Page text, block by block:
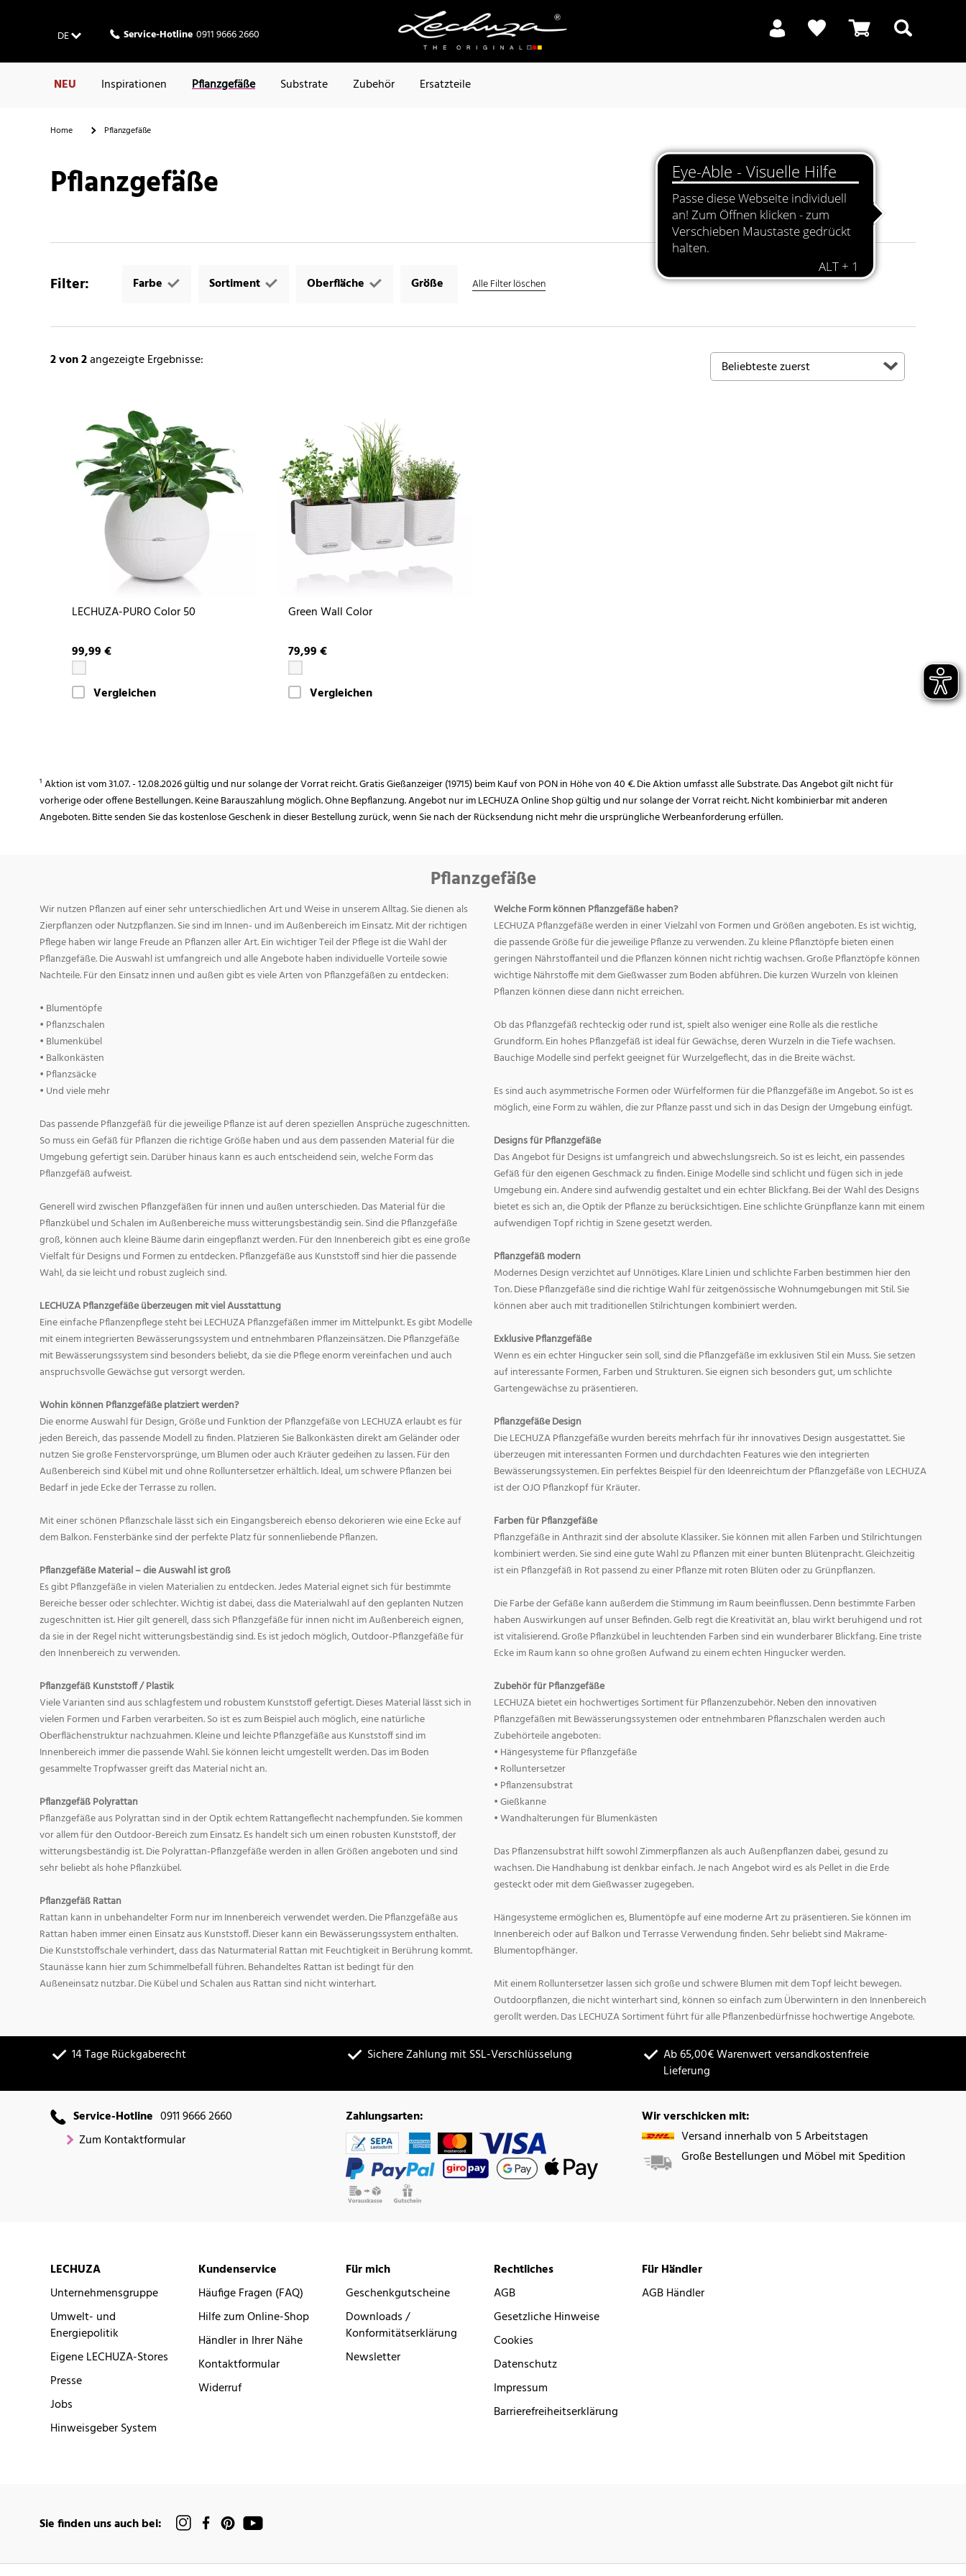
DE Service-Hotline 0911 9666 2660
NEU Inspirationen Pflanzgefäße Substrate Zubehör Ersatzteile
Suchen
Home Pflanzgefäße
Pflanzgefäße
Filter: Farbe Sortiment Oberfläche Größe Alle Filter löschen
2von 2angezeigte Ergebnisse:
LECHUZA-PURO Color 50
99,99 €
Vergleichen
Green Wall Color
79,99 €
Vergleichen
¹ Aktion ist vom 31.07. - 12.08.2026 gültig und nur solange der Vorrat reicht. Gratis Gießanzeiger (19715) beim Kauf von PON in Höhe von 40 €. Die Aktion umfasst alle Substrate. Das Angebot gilt nicht für
vorherige oder offene Bestellungen. Keine Barauszahlung möglich. Ohne Bepflanzung. Angebot nur im LECHUZA Online Shop gültig und nur solange der Vorrat reicht. Nicht kombinierbar mit anderen
Angeboten. Bitte senden Sie das kostenlose Geschenk in dieser Bestellung zurück, wenn Sie nach der Rücksendung nicht mehr die ursprüngliche Werbeanforderung erfüllen.
Pflanzgefäße
Wir nutzen Pflanzen auf einer sehr unterschiedlichen Art und Weise in unserem Alltag. Sie dienen als
Zierpflanzen oder Nutzpflanzen. Sie sind im Innen- und im Außenbereich im Einsatz. Mit der richtigen
Pflege haben wir lange Freude an Pflanzen aller Art. Ein wichtiger Teil der Pflege ist die Wahl der
Pflanzgefäße. Die Auswahl ist umfangreich und alle Angebote haben individuelle Vorteile sowie
Nachteile. Für den Einsatz innen und außen gibt es viele Arten von Pflanzgefäßen zu entdecken:
• Blumentöpfe
• Pflanzschalen
• Blumenkübel
• Balkonkästen
• Pflanzsäcke
• Und viele mehr
Das passende Pflanzgefäß für die jeweilige Pflanze ist auf deren speziellen Ansprüche zugeschnitten.
So muss ein Gefäß für Pflanzen die richtige Größe haben und aus dem passenden Material für die
Umgebung gefertigt sein. Darüber hinaus kann es auch entscheidend sein, welche Form das
Pflanzgefäß aufweist.
Generell wird zwischen Pflanzgefäßen für innen und außen unterschieden. Das Material für die
Pflanzkübel und Schalen im Außenbereiche muss witterungsbeständig sein. Sind die Pflanzgefäße
groß, können auch kleine Bäume darin eingepflanzt werden. Für den Innenbereich gibt es eine große
Vielfalt für Designs und Formen zu entdecken. Pflanzgefäße aus Kunststoff sind hier die passende
Wahl, da sie leicht und robust zugleich sind.
LECHUZA Pflanzgefäße überzeugen mit viel Ausstattung
Eine einfache Pflanzenpflege steht bei LECHUZA Pflanzgefäßen immer im Mittelpunkt. Es gibt Modelle
mit einem integrierten Bewässerungssystem und entnehmbaren Pflanzeinsätzen. Die Pflanzgefäße
mit Bewässerungssystem sind besonders beliebt, da sie die Pflege enorm vereinfachen und auch
anspruchsvolle Gewächse gut versorgt werden.
Wohin können Pflanzgefäße platziert werden?
Die enorme Auswahl für Design, Größe und Funktion der Pflanzgefäße von LECHUZA erlaubt es für
jeden Bereich, das passende Modell zu finden. Platzieren Sie Balkonkästen direkt am Geländer oder
nutzen Sie große Fenstervorsprünge, um Blumen oder auch Kräuter gedeihen zu lassen. Für den
Außenbereich sind Kübel mit und ohne Rolluntersetzer erhältlich. Ideal, um schwere Pflanzen bei
Bedarf in jede Ecke der Terrasse zu rollen.
Mit einer schönen Pflanzschale lässt sich ein Eingangsbereich ebenso dekorieren wie eine Ecke auf
dem Balkon. Fensterbänke sind der perfekte Platz für sonnenliebende Pflanzen.
Pflanzgefäße Material – die Auswahl ist groß
Es gibt Pflanzgefäße in vielen Materialien zu entdecken. Jedes Material eignet sich für bestimmte
Bereiche besser oder schlechter. Wichtig ist dabei, dass die Materialwahl auf den geplanten Nutzen
zugeschnitten ist. Hier gilt generell, dass sich Pflanzgefäße für innen nicht im Außenbereich eignen,
da sie in der Regel nicht witterungsbeständig sind. Es ist jedoch möglich, Outdoor-Pflanzgefäße für
den Innenbereich zu verwenden.
Pflanzgefäß Kunststoff / Plastik
Viele Varianten sind aus schlagfestem und robustem Kunststoff gefertigt. Dieses Material lässt sich in
vielen Formen und Farben verarbeiten. So ist es zum Beispiel auch möglich, eine natürliche
Oberflächenstruktur nachzuahmen. Kleine und leichte Pflanzgefäße aus Kunststoff sind im
Innenbereich immer die passende Wahl. Sie können leicht umgestellt werden. Das im Boden
gesammelte Tropfwasser greift das Material nicht an.
Pflanzgefäß Polyrattan
Pflanzgefäße aus Polyrattan sind in der Optik echtem Rattangeflecht nachempfunden. Sie kommen
vor allem für den Outdoor-Bereich zum Einsatz. Es handelt sich um einen robusten Kunststoff, der
witterungsbeständig ist. Die Polyrattan-Pflanzgefäße werden in allen Größen angeboten und sind
sehr beliebt als hohe Pflanzkübel.
Pflanzgefäß Rattan
Rattan kann in unbehandelter Form nur im Innenbereich verwendet werden. Die Pflanzgefäße aus
Rattan haben immer einen Einsatz aus Kunststoff. Dieser kann ein Bewässerungssystem enthalten.
Die Kunststoffschale verhindert, dass das Naturmaterial Rattan mit Feuchtigkeit in Berührung kommt.
Staunässe kann hier zum Schimmelbefall führen. Behandeltes Rattan ist bedingt für den
Außeneinsatz nutzbar. Die Kübel und Schalen aus Rattan sind nicht winterhart.
Welche Form können Pflanzgefäße haben?
LECHUZA Pflanzgefäße werden in einer Vielzahl von Formen und Größen angeboten. Es ist wichtig,
die passende Größe für die jeweilige Pflanze zu verwenden. Zu kleine Pflanztöpfe bieten einen
geringen Nährstoffanteil und die Pflanzen können nicht richtig wachsen. Große Pflanztöpfe können
wichtige Nährstoffe mit dem Gießwasser zum Boden abführen. Die kurzen Wurzeln von kleinen
Pflanzen können diese dann nicht erreichen.
Ob das Pflanzgefäß rechteckig oder rund ist, spielt also weniger eine Rolle als die restliche
Grundform. Ein hohes Pflanzgefäß ist ideal für Gewächse, deren Wurzeln in die Tiefe wachsen.
Bauchige Modelle sind perfekt geeignet für Wurzelgeflecht, das in die Breite wächst.
Es sind auch asymmetrische Formen oder Würfelformen für die Pflanzgefäße im Angebot. So ist es
möglich, eine Form zu wählen, die zur Pflanze passt und sich in das Design der Umgebung einfügt.
Designs für Pflanzgefäße
Das Angebot für Designs ist umfangreich und abwechslungsreich. So ist es leicht, ein passendes
Gefäß für den eigenen Geschmack zu finden. Einige Modelle sind schlicht und fügen sich in jede
Umgebung ein. Andere sind aufwendig gestaltet und ein echter Blickfang. Bei der Wahl des Designs
bietet es sich an, die Optik der Pflanze zu berücksichtigen. Eine schlichte Grünpflanze kann mit einem
aufwendigen Topf richtig in Szene gesetzt werden.
Pflanzgefäß modern
Modernes Design verzichtet auf Unnötiges. Klare Linien und schlichte Farben bestimmen hier den
Ton. Diese Pflanzgefäße sind die richtige Wahl für zeitgenössische Wohnumgebungen mit Stil. Sie
können aber auch mit traditionellen Stilrichtungen kombiniert werden.
Exklusive Pflanzgefäße
Wenn es ein echter Hingucker sein soll, sind die Pflanzgefäße im exklusiven Stil ein Muss. Sie setzen
auf interessante Formen, Farben und Strukturen. Sie eignen sich besonders gut, um schlichte
Gartengewächse zu präsentieren.
Pflanzgefäße Design
Die LECHUZA Pflanzgefäße wurden bereits mehrfach für ihr innovatives Design ausgestattet. Sie
überzeugen mit interessanten Formen und durchdachten Features wie den integrierten
Bewässerungssystemen. Ein perfektes Beispiel für den Ideenreichtum der Pflanzgefäße von LECHUZA
ist der OJO Pflanzkopf für Kräuter.
Farben für Pflanzgefäße
Pflanzgefäße in Anthrazit sind der absolute Klassiker. Sie können mit allen Farben und Stilrichtungen
kombiniert werden. Sie sind eine gute Wahl zu Pflanzen mit einer bunten Blütenpracht. Gleichzeitig
ist ein Pflanzgefäß in Rot passend zu einer Pflanze mit roten Blüten oder zu Grünpflanzen.
Die Farbe der Gefäße kann außerdem die Stimmung im Raum beeinflussen. Denn bestimmte Farben
haben Auswirkungen auf unser Befinden. Gelb regt die Kreativität an, blau wirkt beruhigend und rot
ist vitalisierend. Große Pflanzkübel in leuchtenden Farben sind ein wunderbarer Blickfang. Eine triste
Ecke im Raum kann so ohne großen Aufwand zu einem echten Hingucker werden.
Zubehör für Pflanzgefäße
LECHUZA bietet ein hochwertiges Sortiment für Pflanzenzubehör. Neben den innovativen
Pflanzgefäßen mit Bewässerungssystemen oder entnehmbaren Pflanzschalen werden auch
Zubehörteile angeboten:
• Hängesysteme für Pflanzgefäße
• Rolluntersetzer
• Pflanzensubstrat
• Gießkanne
• Wandhalterungen für Blumenkästen
Das Pflanzensubstrat hilft sowohl Zimmerpflanzen als auch Außenpflanzen dabei, gesund zu
wachsen. Die Handhabung ist denkbar einfach. Je nach Angebot wird es als Pellet in die Erde
gesteckt oder mit dem Gießwasser zugegeben.
Hängesysteme ermöglichen es, Blumentöpfe auf eine moderne Art zu präsentieren. Sie können im
Innenbereich oder auf Balkon und Terrasse Verwendung finden. Sehr beliebt sind Makrame-
Blumentopfhänger.
Mit einem Rolluntersetzer lassen sich große und schwere Blumen mit dem Topf leicht bewegen.
Outdoorpflanzen, die nicht winterhart sind, können so einfach zum Überwintern in den Innenbereich
gerollt werden. Das LECHUZA Sortiment führt für alle Pflanzenbedürfnisse hochwertige Angebote.
14 Tage Rückgaberecht Sichere Zahlung mit SSL-Verschlüsselung
Ab 65,00€ Warenwert versandkostenfreie
Lieferung
Service-Hotline 0911 9666 2660
Zum Kontaktformular
Zahlungsarten:
Wir verschicken mit:
Versand innerhalb von 5 Arbeitstagen
Große Bestellungen und Möbel mit Spedition
LECHUZA
Unternehmensgruppe
Umwelt- und
Energiepolitik
Eigene LECHUZA-Stores
Presse
Jobs
Hinweisgeber System
Kundenservice
Häufige Fragen (FAQ)
Hilfe zum Online-Shop
Händler in Ihrer Nähe
Kontaktformular
Widerruf
Für mich
Geschenkgutscheine
Downloads /
Konformitätserklärung
Newsletter
Rechtliches
AGB
Gesetzliche Hinweise
Cookies
Datenschutz
Impressum
Barrierefreiheitserklärung
Für Händler
AGB Händler
Sie finden uns auch bei: